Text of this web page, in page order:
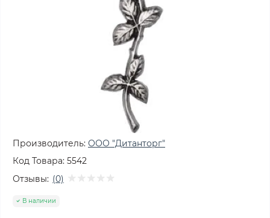
Производитель: ООО "Дитанторг"
Код Товара: 5542
Отзывы: (0)
В наличии